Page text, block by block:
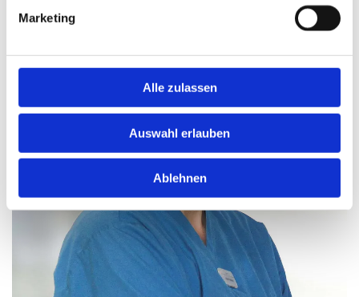
Marketing
Alle zulassen
Auswahl erlauben
Ablehnen